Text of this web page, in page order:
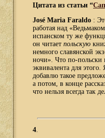
Цитата из статьи “
José Maria Faraldo :
работая над
испанском ту же
он читает польскую
немного славянской
ночи». Что по-польски
эквивалента для
добавлю такое
а потом, в конце
что нельзя всегда так
4.